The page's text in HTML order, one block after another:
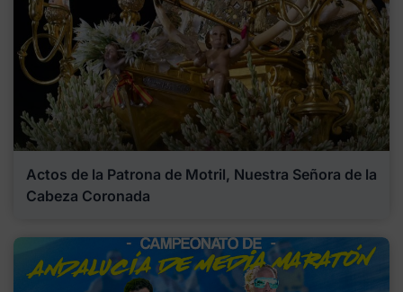
Actos de la Patrona de Motril, Nuestra Señora de la
Cabeza Coronada